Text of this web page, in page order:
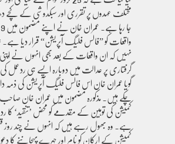
مختلف عہدوں پر تقرری اور سبکدوشی کے کچے
واقعات کو ”فالس فلیگ آپریشن“ قرار دیا ہے۔
نہیں کہ ان واقعات کے بعد بھی انہوں نے اپنی
گرفتاری پر عدالت میں دوبارہ ایسے ہی ردعمل
گویا عمران خان اس فالس فلیگ آپریشن کی ذمہ
چکے ہیں۔ مذکورہ مضمون میں عمران خان
کمیشن کی توہین کے مقدمے کو محض ’تنقید‘ کا
ہے۔ وہ بھول رہے ہیں کہ انہوں نے چند روز